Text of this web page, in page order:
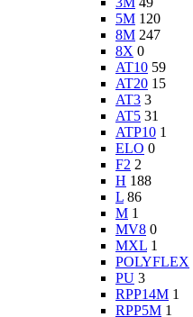
5M 120
8M 247
8X 0
AT10 59
AT20 15
AT3 3
AT5 31
ATP10 1
ELO 0
F2 2
H 188
L 86
M 1
MV8 0
MXL 1
POLYFLEX
PU 3
RPP14M 1
RPP5M 1